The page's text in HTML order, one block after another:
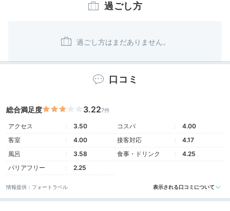
過ごし方
口コミ
総合満足度 3.227件
アクセス 3.50 コスパ
4.00
客室
4.00 接客対応
4.17
風呂
3.58 食事・ドリンク
4.25
バリアフリー
2.25
情報提供：フォートラベル 表示される口コミについて